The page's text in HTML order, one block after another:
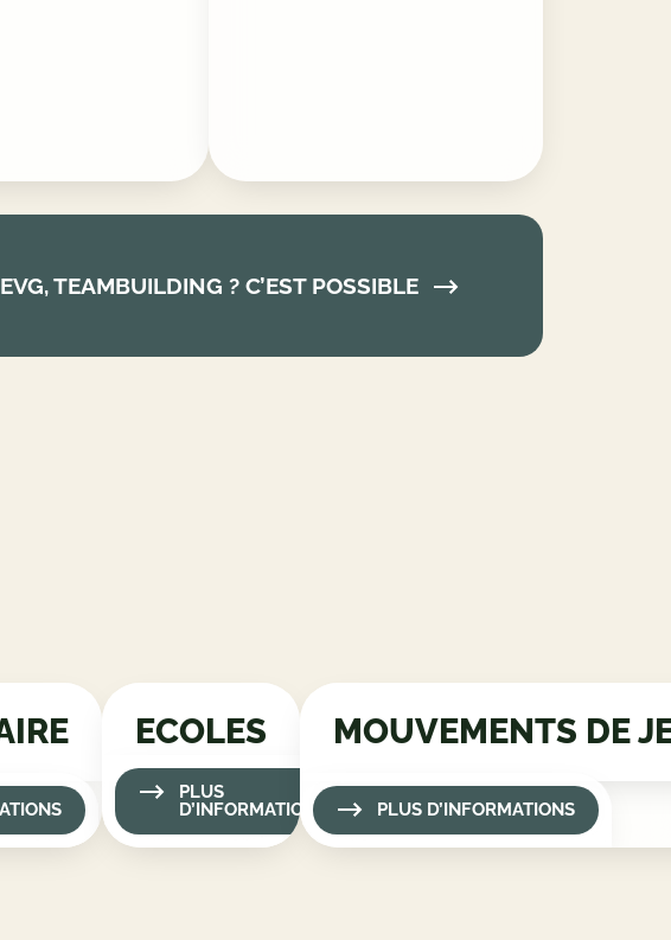
EVG, TEAMBUILDING ? C’EST POSSIBLE
ANNIVERSAIRE